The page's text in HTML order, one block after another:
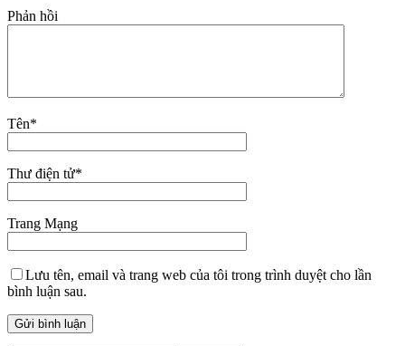
Phản hồi
Tên*
Thư điện tử*
Trang Mạng
Lưu tên, email và trang web của tôi trong trình duyệt cho lần
bình luận sau.